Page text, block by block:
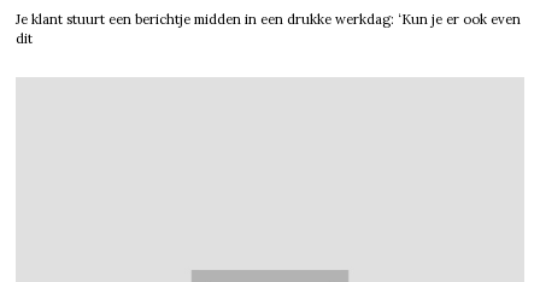
Je klant stuurt een berichtje midden in een drukke werkdag: ‘Kun je er ook even
dit